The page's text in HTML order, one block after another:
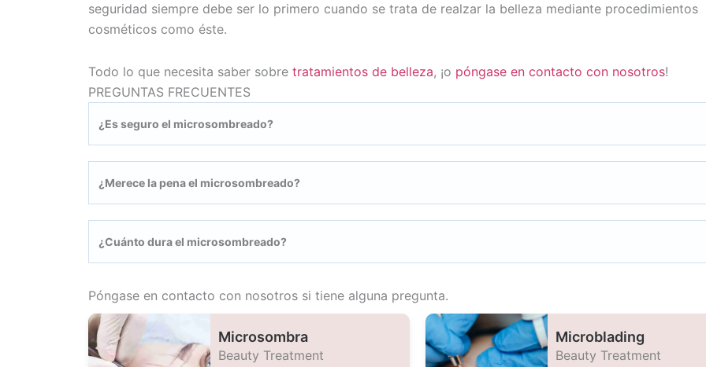
seguridad siempre debe ser lo primero cuando se trata de realzar la belleza mediante procedimientos
cosméticos como éste.
Todo lo que necesita saber sobre tratamientos de belleza, ¡o póngase en contacto con nosotros!
PREGUNTAS FRECUENTES
¿Es seguro el microsombreado?
¿Merece la pena el microsombreado?
¿Cuánto dura el microsombreado?
Póngase en contacto con nosotros si tiene alguna pregunta.
Microsombra
Beauty Treatment
Microblading
Beauty Treatment